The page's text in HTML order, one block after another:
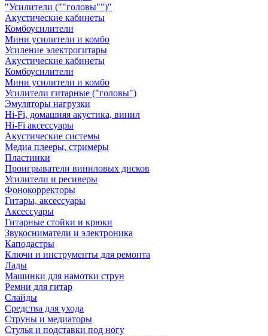
"Усилители (""головы"")"
Акустические кабинеты
Комбоусилители
Мини усилители и комбо
Усиление электрогитары
Акустические кабинеты
Комбоусилители
Мини усилители и комбо
Усилители гитарные ("головы")
Эмуляторы нагрузки
Hi-Fi, домашняя акустика, винил
Hi-Fi аксессуары
Акустические системы
Медиа плееры, стримеры
Пластинки
Проигрыватели виниловых дисков
Усилители и ресиверы
Фонокорректоры
Гитары, аксессуары
Аксессуары
Гитарные стойки и крюки
Звукосниматели и электроника
Каподастры
Ключи и инструменты для ремонта
Лады
Машинки для намотки струн
Ремни для гитар
Слайды
Средства для ухода
Струны и медиаторы
Стулья и подставки под ногу